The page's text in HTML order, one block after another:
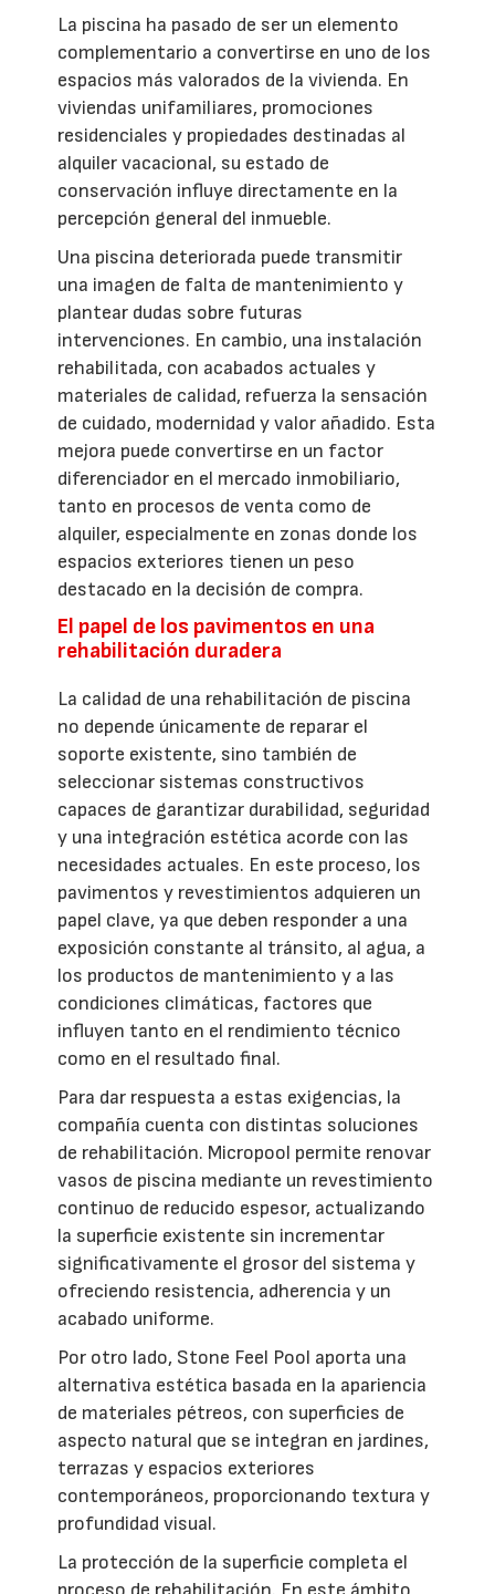
La piscina ha pasado de ser un elemento
complementario a convertirse en uno de los
espacios más valorados de la vivienda. En
viviendas unifamiliares, promociones
residenciales y propiedades destinadas al
alquiler vacacional, su estado de
conservación influye directamente en la
percepción general del inmueble.
Una piscina deteriorada puede transmitir
una imagen de falta de mantenimiento y
plantear dudas sobre futuras
intervenciones. En cambio, una instalación
rehabilitada, con acabados actuales y
materiales de calidad, refuerza la sensación
de cuidado, modernidad y valor añadido. Esta
mejora puede convertirse en un factor
diferenciador en el mercado inmobiliario,
tanto en procesos de venta como de
alquiler, especialmente en zonas donde los
espacios exteriores tienen un peso
destacado en la decisión de compra.
El papel de los pavimentos en una
rehabilitación duradera
La calidad de una rehabilitación de piscina
no depende únicamente de reparar el
soporte existente, sino también de
seleccionar sistemas constructivos
capaces de garantizar durabilidad, seguridad
y una integración estética acorde con las
necesidades actuales. En este proceso, los
pavimentos y revestimientos adquieren un
papel clave, ya que deben responder a una
exposición constante al tránsito, al agua, a
los productos de mantenimiento y a las
condiciones climáticas, factores que
influyen tanto en el rendimiento técnico
como en el resultado final.
Para dar respuesta a estas exigencias, la
compañía cuenta con distintas soluciones
de rehabilitación. Micropool permite renovar
vasos de piscina mediante un revestimiento
continuo de reducido espesor, actualizando
la superficie existente sin incrementar
significativamente el grosor del sistema y
ofreciendo resistencia, adherencia y un
acabado uniforme.
Por otro lado, Stone Feel Pool aporta una
alternativa estética basada en la apariencia
de materiales pétreos, con superficies de
aspecto natural que se integran en jardines,
terrazas y espacios exteriores
contemporáneos, proporcionando textura y
profundidad visual.
La protección de la superficie completa el